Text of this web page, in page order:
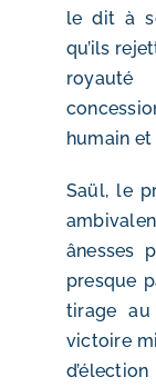
le dit à
qu’ils
humain
Saül, le
ânesses
presque
tirage
victoire